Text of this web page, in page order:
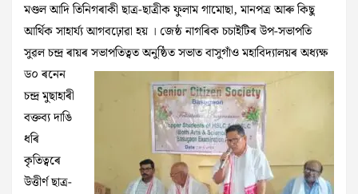
মণ্ডল আদি তিনিগৰাকী ছাত্ৰ-ছাত্ৰীক ফুলাম গামোছা, মানপত্ৰ আৰু কিছু
আৰ্থিক সাহাৰ্য্য আগবঢ়োৱা হয় । জেষ্ঠ নাগৰিক চচাইটিৰ উপ-সভাপতি
সুৱল চন্দ্ৰ ৰায়ৰ সভাপতিত্বত অনুষ্ঠিত সভাত বাসুগাঁও মহাবিদ্যালয়ৰ অধ্যক্ষ
ড০ ৰনেন
চন্দ্ৰ মুছাহাৰী
বক্তব্য দাঙি
ধৰি
কৃতিত্বৰে
উত্তীৰ্ণ ছাত্ৰ-